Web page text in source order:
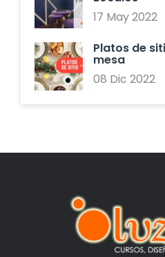
17 May 2022
Platos de
mesa
08 Dic 2022